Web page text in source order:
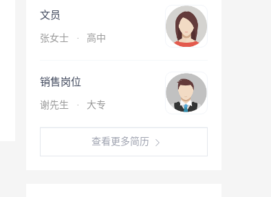
文员
张女士 · 高中
销售岗位
谢先生 · 大专
查看更多简历